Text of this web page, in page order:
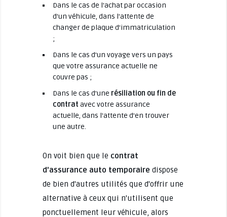
Dans le cas de l'achat par occasion
d'un véhicule, dans l'attente de
changer de plaque d'immatriculation
;
Dans le cas d'un voyage vers un pays
que votre assurance actuelle ne
couvre pas ;
Dans le cas d'une résiliation ou fin de
contrat avec votre assurance
actuelle, dans l'attente d'en trouver
une autre.
On voit bien que le contrat
d'assurance auto temporaire dispose
de bien d'autres utilités que d'offrir une
alternative à ceux qui n'utilisent que
ponctuellement leur véhicule, alors